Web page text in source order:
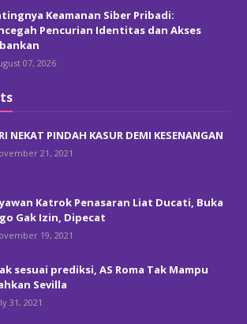
Keamanan Siber Pribadi:
Pencurian Identitas dan Akses
07, 2026
NEKAT PINDAH KASUR DEMI KESENANGAN
21, 2021
Katrok Penasaran Liat Ducati, Buka
Gak Izin, Dipecat
19, 2021
sesuai prediksi, AS Roma Tak Mampu
Sevilla
31, 2021